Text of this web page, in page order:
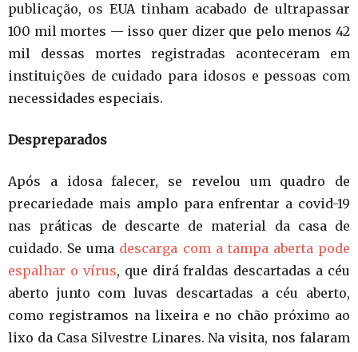
publicação, os EUA tinham acabado de ultrapassar
100 mil mortes — isso quer dizer que pelo menos 42
mil dessas mortes registradas aconteceram em
instituições de cuidado para idosos e pessoas com
necessidades especiais.
Despreparados
Após a idosa falecer, se revelou um quadro de
precariedade mais amplo para enfrentar a covid-19
nas práticas de descarte de material da casa de
cuidado. Se uma descarga com a tampa aberta pode
espalhar o vírus, que dirá fraldas descartadas a céu
aberto junto com luvas descartadas a céu aberto,
como registramos na lixeira e no chão próximo ao
lixo da Casa Silvestre Linares. Na visita, nos falaram